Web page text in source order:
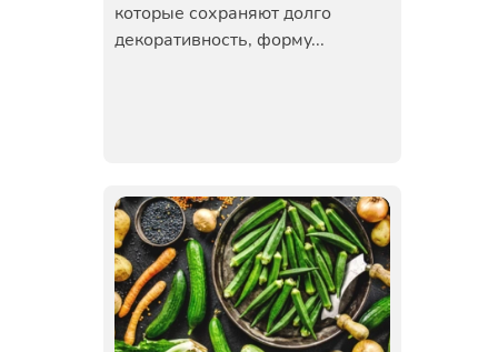
которые сохраняют долго
декоративность, форму...